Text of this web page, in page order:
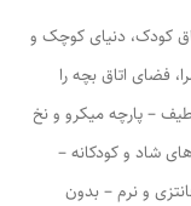
کودک، دنیای کوچک و
فضای اتاق بچه را
– پارچه میکرو و نخ
شاد و کودکانه –
و نرم – بدون